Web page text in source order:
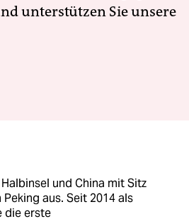
unterstützen Sie unsere
und China mit Sitz
aus. Seit 2014 als
die erste